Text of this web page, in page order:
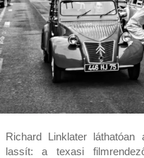
Richard Linklater
lassít: a texasi